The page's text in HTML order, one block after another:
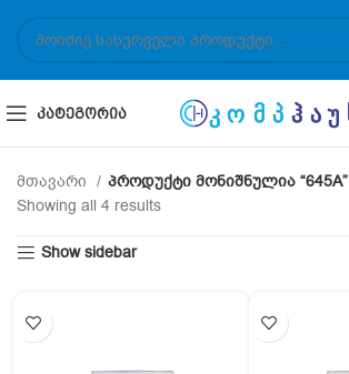
ᲙᲐᲢᲔᲒᲝᲠᲘᲐ
მთავარი
პროდუქტი მონიშნულია “645A”
Showing all 4 results
Show sidebar